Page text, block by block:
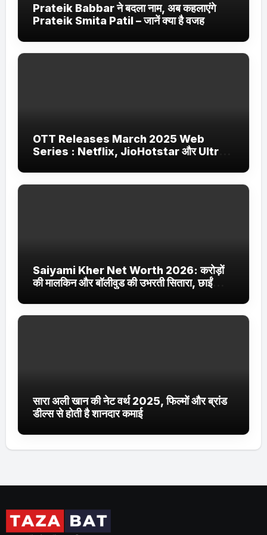
Prateik Babbar ने बदला नाम, अब कहलाएंगे
Prateik Smita Patil – जानें क्या है वजह
OTT Releases March 2025 Web
Series : Netflix, JioHotstar और Ultra
Saiyami Kher Net Worth 2026: करोड़ों
की मालकिन और बॉलीवुड की उभरती सितारा, छाईं
सारा अली खान की नेट वर्थ 2025, फिल्मों और ब्रांड
डील्स से होती है शानदार कमाई